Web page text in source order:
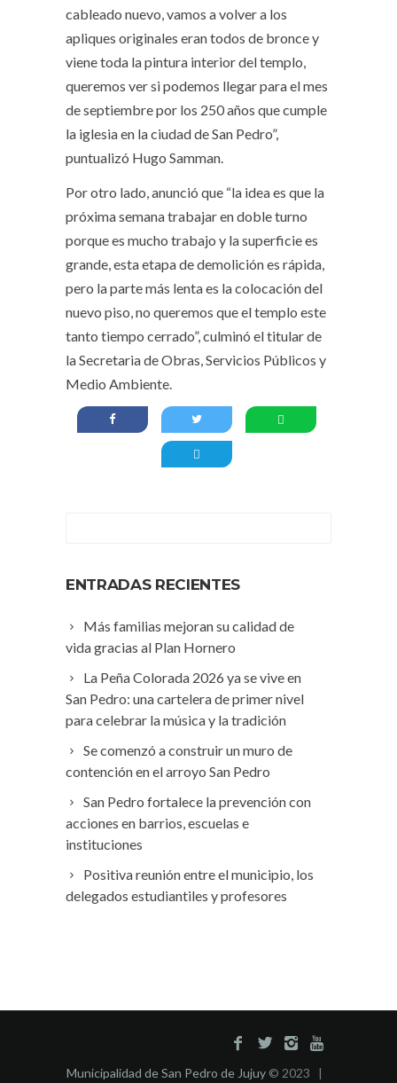
cableado nuevo, vamos a volver a los
apliques originales eran todos de bronce y
viene toda la pintura interior del templo,
queremos ver si podemos llegar para el mes
de septiembre por los 250 años que cumple
la iglesia en la ciudad de San Pedro”,
puntualizó Hugo Samman.
Por otro lado, anunció que “la idea es que la
próxima semana trabajar en doble turno
porque es mucho trabajo y la superficie es
grande, esta etapa de demolición es rápida,
pero la parte más lenta es la colocación del
nuevo piso, no queremos que el templo este
tanto tiempo cerrado”, culminó el titular de
la Secretaria de Obras, Servicios Públicos y
Medio Ambiente.
ENTRADAS RECIENTES
Más familias mejoran su calidad de
vida gracias al Plan Hornero
La Peña Colorada 2026 ya se vive en
San Pedro: una cartelera de primer nivel
para celebrar la música y la tradición
Se comenzó a construir un muro de
contención en el arroyo San Pedro
San Pedro fortalece la prevención con
acciones en barrios, escuelas e
instituciones
Positiva reunión entre el municipio, los
delegados estudiantiles y profesores
Municipalidad de San Pedro de Jujuy © 2023 |